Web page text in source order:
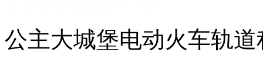
公主大城堡电动火车轨道